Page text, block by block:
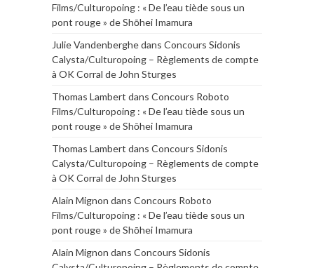
Films/Culturopoing : « De l’eau tiède sous un
pont rouge » de Shōhei Imamura
Julie Vandenberghedans Concours Sidonis
Calysta/Culturopoing – Règlements de compte
à OK Corral de John Sturges
Thomas Lambert dans Concours Roboto
Films/Culturopoing : « De l’eau tiède sous un
pont rouge » de Shōhei Imamura
Thomas Lambert dans Concours Sidonis
Calysta/Culturopoing – Règlements de compte
à OK Corral de John Sturges
Alain Mignon dans Concours Roboto
Films/Culturopoing : « De l’eau tiède sous un
pont rouge » de Shōhei Imamura
Alain Mignon dans Concours Sidonis